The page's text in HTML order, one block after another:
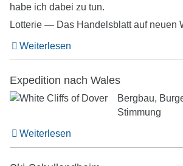
Lotterie — Das Handelsblatt auf neuen
Weiterlesen
Expedition nach Wales
Bergbau,
Stimmung
Weiterlesen